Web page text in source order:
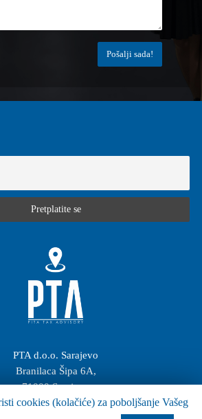
PTA d.o.o. Sarajevo
Branilaca Šipa 6A,
71000 Sarajevo
Bosna i Herzegovina
cookies (kolačiće) za poboljšanje Vašeg